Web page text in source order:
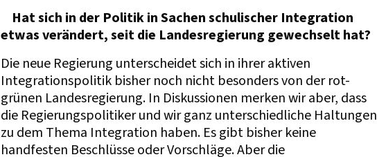
Hat sich in der Politik in Sachen schulischer Integration
etwas verändert, seit die Landesregierung gewechselt hat?
Die neue Regierung unterscheidet sich in ihrer aktiven
Integrationspolitik bisher noch nicht besonders von der rot-
grünen Landesregierung. In Diskussionen merken wir aber, dass
die Regierungspolitiker und wir ganz unterschiedliche Haltungen
zu dem Thema Integration haben. Es gibt bisher keine
handfesten Beschlüsse oder Vorschläge. Aber die